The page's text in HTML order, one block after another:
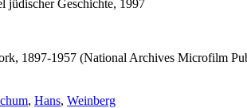
jüdischer Geschichte, 1997
1897-1957 (National Archives Microfilm
, Hans, Weinberg